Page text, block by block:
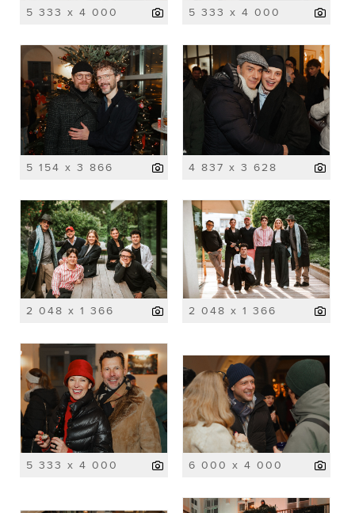
5 333 x 4 000 5 333 x 4 000
5 154 x 3 866 4 837 x 3 628
2 048 x 1 366 2 048 x 1 366
5 333 x 4 000 6 000 x 4 000